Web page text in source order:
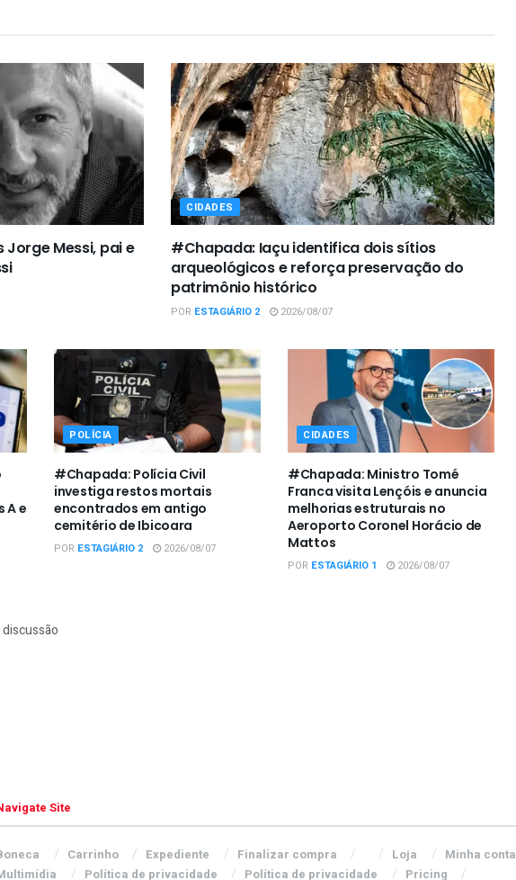
Messi, pai e
CIDADES
#Chapada: Iaçu identifica dois sítios
arqueológicos e reforça preservação do
patrimônio histórico
POR ESTAGIÁRIO 2 2026/08/07
A e
POLÍCIA
#Chapada: Polícia Civil
investiga restos mortais
encontrados em antigo
cemitério de Ibicoara
POR ESTAGIÁRIO 2 2026/08/07
CIDADES
#Chapada: Ministro Tomé
Franca visita Lençóis e anuncia
melhorias estruturais no
Aeroporto Coronel Horácio de
Mattos
POR ESTAGIÁRIO 1 2026/08/07
Site
Carrinho Expediente Finalizar compra Loja
Minha conta
Política de privacidade Política de privacidade Pricing